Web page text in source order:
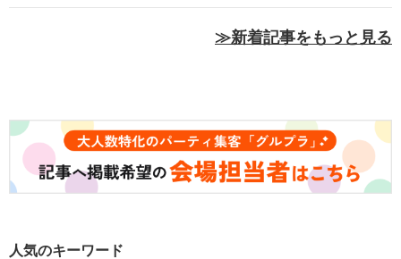
≫新着記事をもっと見る
人気のキーワード